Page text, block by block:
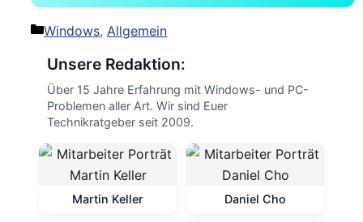
Kategorien
Windows, Allgemein
Unsere Redaktion:
Über 15 Jahre Erfahrung mit Windows- und PC-
Problemen aller Art. Wir sind Euer
Technikratgeber seit 2009.
Martin Keller Daniel Cho